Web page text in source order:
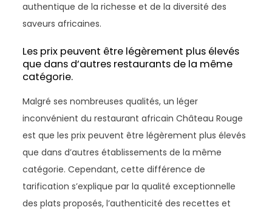
authentique de la richesse et de la diversité des
saveurs africaines.
Les prix peuvent être légèrement plus élevés
que dans d’autres restaurants de la même
catégorie.
Malgré ses nombreuses qualités, un léger
inconvénient du restaurant africain Château Rouge
est que les prix peuvent être légèrement plus élevés
que dans d’autres établissements de la même
catégorie. Cependant, cette différence de
tarification s’explique par la qualité exceptionnelle
des plats proposés, l’authenticité des recettes et